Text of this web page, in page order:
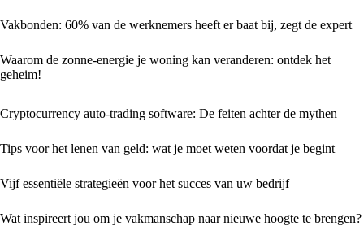
Vakbonden: 60% van de werknemers heeft er baat bij, zegt de expert
Waarom de zonne-energie je woning kan veranderen: ontdek het
geheim!
Cryptocurrency auto-trading software: De feiten achter de mythen
Tips voor het lenen van geld: wat je moet weten voordat je begint
Vijf essentiële strategieën voor het succes van uw bedrijf
Wat inspireert jou om je vakmanschap naar nieuwe hoogte te brengen?